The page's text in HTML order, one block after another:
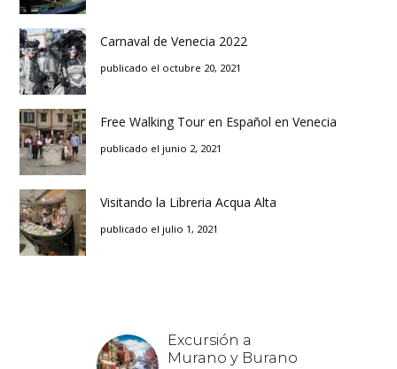
Carnaval de Venecia 2022
publicado el octubre 20, 2021
Free Walking Tour en Español en Venecia
publicado el junio 2, 2021
Visitando la Libreria Acqua Alta
publicado el julio 1, 2021